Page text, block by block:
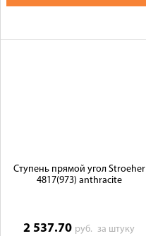
Ступень прямой угол Stroeher
4817(973) anthracite
2 537.70 руб.за штуку